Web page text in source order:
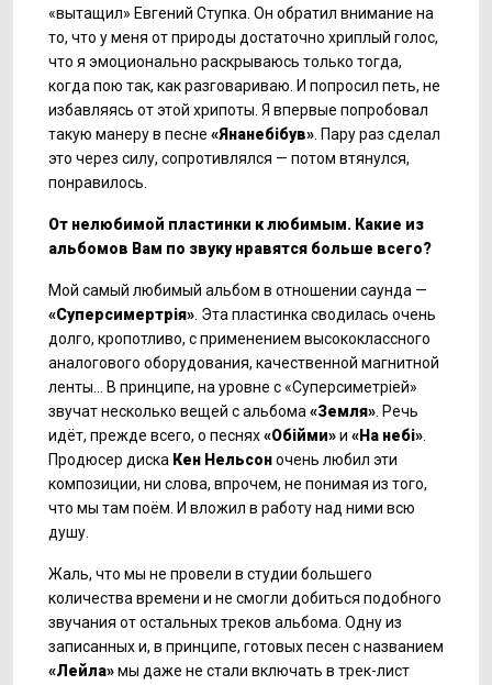
«вытащил» Евгений Ступка. Он обратил внимание на
то, что у меня от природы достаточно хриплый голос,
что я эмоционально раскрываюсь только тогда,
когда пою так, как разговариваю. И попросил петь, не
избавляясь от этой хрипоты. Я впервые попробовал
такую манеру в песне «Янанебібув» . Пару раз сделал
это через силу, сопротивлялся — потом втянулся,
понравилось.
От нелюбимой пластинки к любимым. Какие из
альбомов Вам по звуку нравятся больше всего?
Мой самый любимый альбом в отношении саунда —
«Суперсимертрія» . Эта пластинка сводилась очень
долго, кропотливо, с применением высококлассного
аналогового оборудования, качественной магнитной
ленты... В принципе, на уровне с «Суперсиметріей»
звучат несколько вещей с альбома «Земля» . Речь
идёт, прежде всего, о песнях«Обійми»и «На небі»
Продюсер диска Кен Нельсоночень любил эти
композиции, ни слова, впрочем, не понимая из того,
что мы там поём. И вложил в работу над ними всю
душу.
Жаль, что мы не провели в студии большего
количества времени и не смогли добиться подобного
звучания от остальных треков альбома. Одну из
записанных и, в принципе, готовых песен с названием
«Лейла»мы даже не стали включать в трек-лист